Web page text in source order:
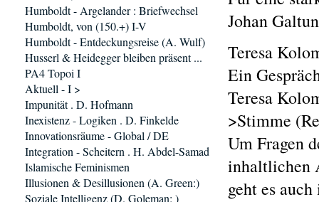
Johan
Teresa
Ein
Teresa
>Stimme
Um Fragen
inhaltlichen
geht es
Humboldt - Argelander : Briefwechsel
Humboldt, von (150.+) I-V
Humboldt - Entdeckungsreise (A. Wulf)
Husserl & Heidegger bleiben präsent ...
PA4 Topoi I
Aktuell - I >
Impunität . D. Hofmann
Inexistenz - Logiken . D. Finkelde
Innovationsräume - Global / DE
Integration - Scheitern . H. Abdel-Samad
Islamische Feminismen
Illusionen & Desillusionen (A. Green:)
Soziale Intelligenz (D. Goleman: )